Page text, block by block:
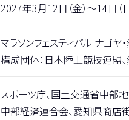
2027年3月12日（金）～14日（日
マラソンフェスティバル ナゴヤ
構成団体：日本陸上競技連盟
スポーツ庁、国土交通省中部
中部経済連合会、愛知県商店